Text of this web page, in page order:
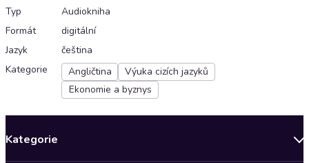
Typ
Audiokniha
Formát
digitální
Jazyk
čeština
Kategorie
Angličtina
Výuka cizích jazyků
Ekonomie a byznys
Kategorie